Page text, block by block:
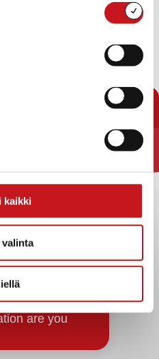
kaikki
valinta
suunnitelmat, säännöt ja